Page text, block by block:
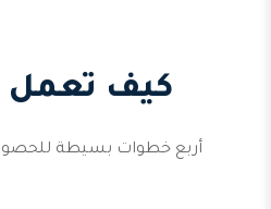
كيف تعمل
أربع خطوات بسيطة للحصول